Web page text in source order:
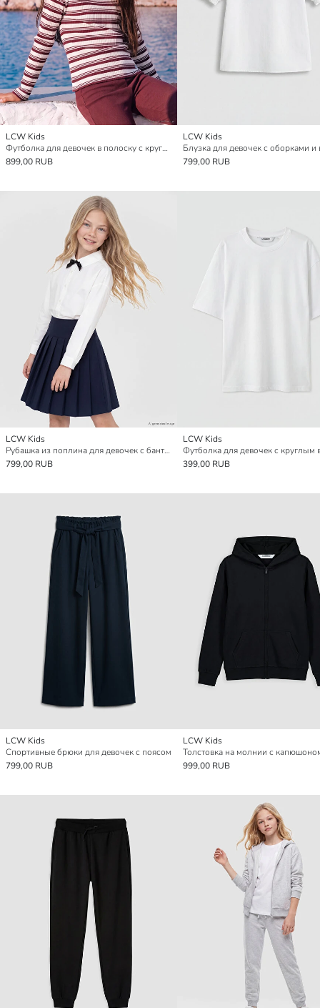
LCW Kids
Футболка для девочек в полоску с круглым вырезом, упаковка из 2 штук
899,00 RUB
LCW Kids
799,00 RUB
LCW Kids
Рубашка из поплина для девочек с бантом
799,00 RUB
LCW Kids
399,00 RUB
LCW Kids
Спортивные брюки для девочек с поясом
799,00 RUB
LCW Kids
999,00 RUB